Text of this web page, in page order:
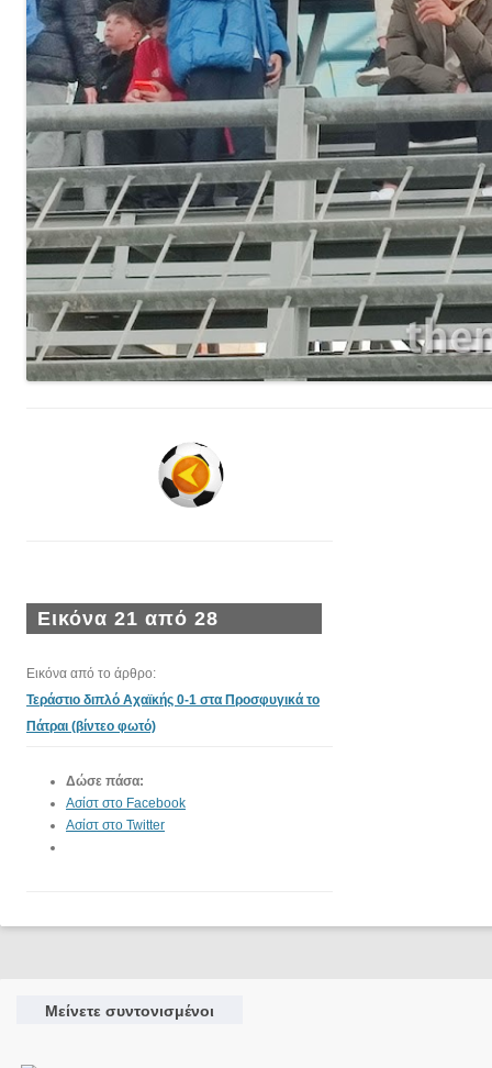
Εικόνα 21 από 28
Εικόνα από το άρθρο:
Τεράστιο διπλό Αχαϊκής 0-1 στα Προσφυγικά το
Πάτραι (βίντεο φωτό)
Δώσε πάσα:
Ασίστ στο Facebook
Ασίστ στο Twitter
Μείνετε συντονισμένοι